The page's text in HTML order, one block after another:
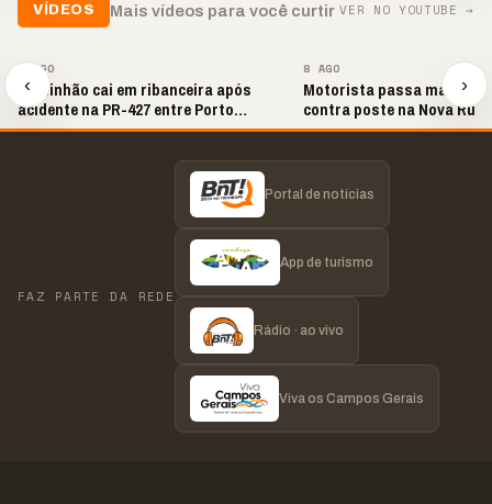
VÍDEOS Mais vídeos para você curtir VER NO YOUTUBE →
‹
8 AGO
Caminhão cai em ribanceira após
acidente na PR-427 entre Porto
Amazonas e Lapa
8 AGO
Motorista passa mal e
contra poste na Nova
Grossa
›
FAZ PARTE DA REDE
Portal de notícias
App de turismo
Rádio · ao vivo
Viva os Campos Gerais